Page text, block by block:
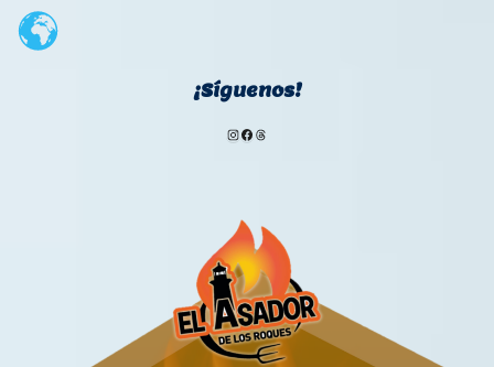
¡Síguenos!
Instagram
Facebook
Threads